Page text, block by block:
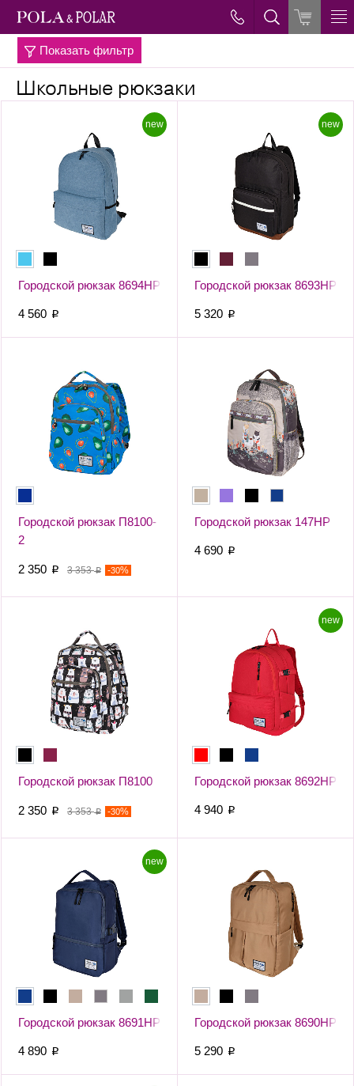
Главная → Рюкзаки →
Школьные рюкзаки
Показать фильтр
new
Городской рюкзак 8694НР
4 560 p
new
Городской рюкзак 8693НР
5 320 p
Городской рюкзак П8100-
2
-30%
3 353p
2 350 p
Городской рюкзак 147НР
4 690 p
Городской рюкзак П8100
-30%
3 353p
2 350 p
new
Городской рюкзак 8692НР
4 940 p
new
Городской рюкзак 8691НР
4 890 p
Городской рюкзак 8690НР
5 290 p